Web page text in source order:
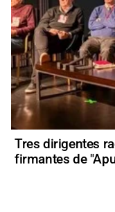
Tres dirigentes
firmantes de